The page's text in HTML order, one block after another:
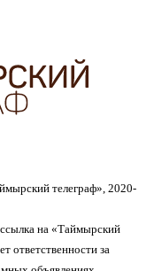
телеграф», 2020-
на «Таймырский
ответственности за